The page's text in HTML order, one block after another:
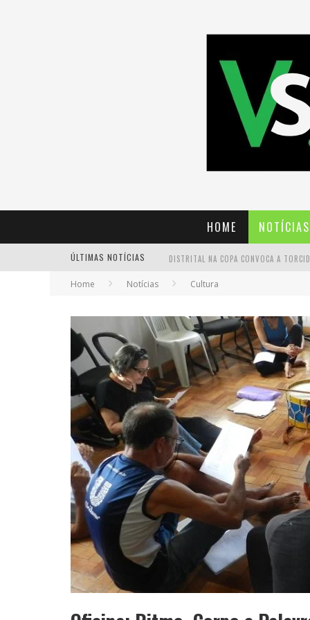
HOME NOTÍCIAS
ÚLTIMAS NOTÍCIAS
Home Notícias Cultura